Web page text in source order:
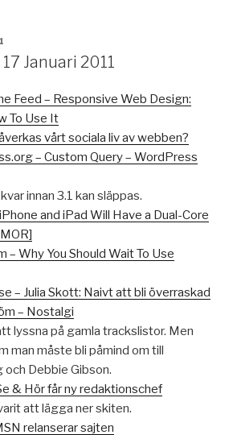
Januari 2011
Feed – Responsive Web Design:
To Use It
vårt sociala liv av webben?
– Custom Query – WordPress
innan 3.1 kan släppas.
and iPad Will Have a Dual-Core
– Why You Should Wait To Use
– Julia Skott: Naivt att bli överraskad
– Nostalgi
lyssna på gamla trackslistor. Men
man måste bli påmind om till
Debbie Gibson.
& Hör får ny redaktionschef
att lägga ner skiten.
relanserar sajten